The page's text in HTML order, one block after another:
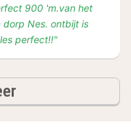
900 'm.van het
dorp Nes. ontbijt is
perfect!!"
hotels